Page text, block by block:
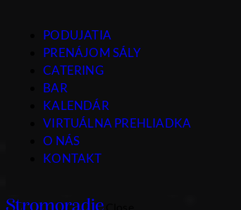
PODUJATIA
PRENÁJOM SÁLY
CATERING
BAR
KALENDÁR
VIRTUÁLNA PREHLIADKA
O NÁS
KONTAKT